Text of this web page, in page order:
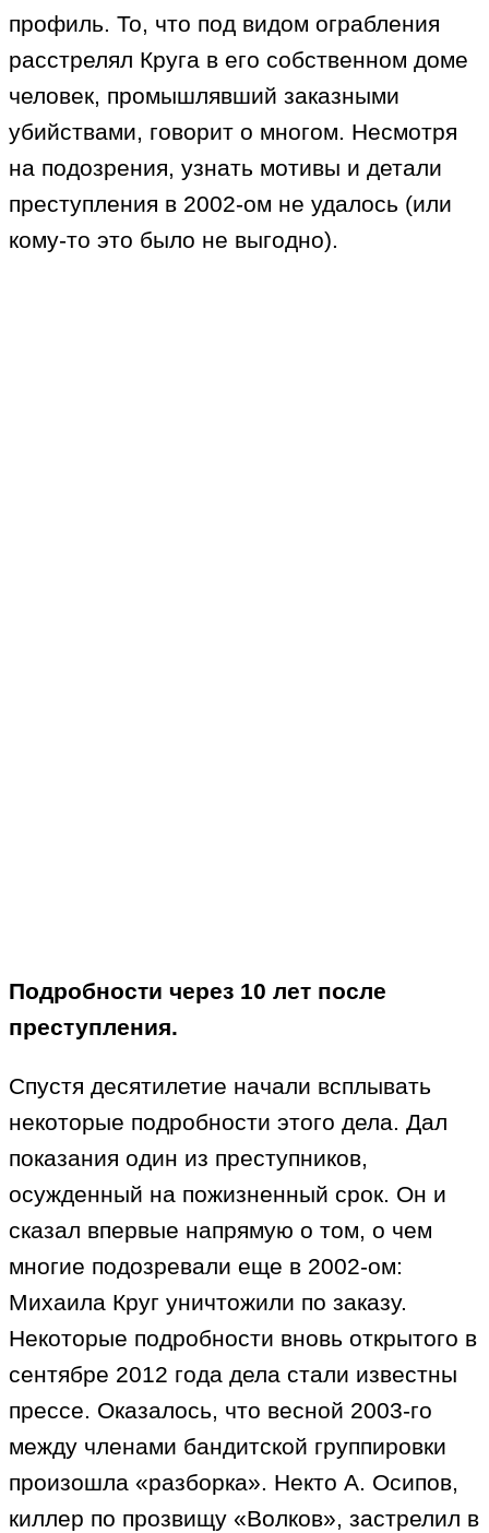
профиль. То, что под видом ограбления
расстрелял Круга в его собственном доме
человек, промышлявший заказными
убийствами, говорит о многом. Несмотря
на подозрения, узнать мотивы и детали
преступления в 2002-ом не удалось (или
кому-то это было не выгодно).
Подробности через 10 лет после
преступления.
Спустя десятилетие начали всплывать
некоторые подробности этого дела. Дал
показания один из преступников,
осужденный на пожизненный срок. Он и
сказал впервые напрямую о том, о чем
многие подозревали еще в 2002-ом:
Михаила Круг уничтожили по заказу.
Некоторые подробности вновь открытого в
сентябре 2012 года дела стали известны
прессе. Оказалось, что весной 2003-го
между членами бандитской группировки
произошла «разборка». Некто А. Осипов,
киллер по прозвищу «Волков», застрелил в